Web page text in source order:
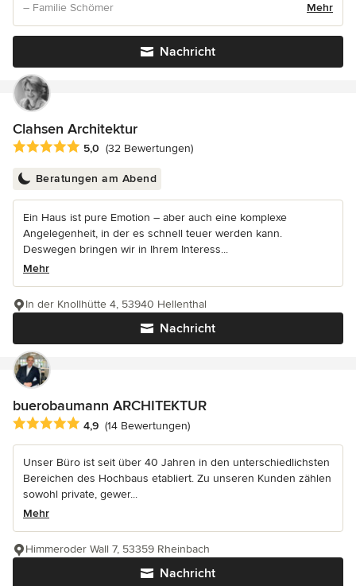
– Familie Schömer
Mehr
Nachricht
Clahsen Architektur
Durchschnittliche Bewertung: 5 von 5 Sternen
5,0 (32 Bewertungen)
Beratungen am Abend
Ein Haus ist pure Emotion – aber auch eine komplexe
Angelegenheit, in der es schnell teuer werden kann.
Deswegen bringen wir in Ihrem Interess...
Mehr
Nachricht
In der Knollhütte 4, 53940 Hellenthal
buerobaumann ARCHITEKTUR
Durchschnittliche Bewertung: 4.9 von 5 Sternen
4,9 (14 Bewertungen)
Unser Büro ist seit über 40 Jahren in den unterschiedlichsten
Bereichen des Hochbaus etabliert. Zu unseren Kunden zählen
sowohl private, gewer...
Mehr
Nachricht
Himmeroder Wall 7, 53359 Rheinbach